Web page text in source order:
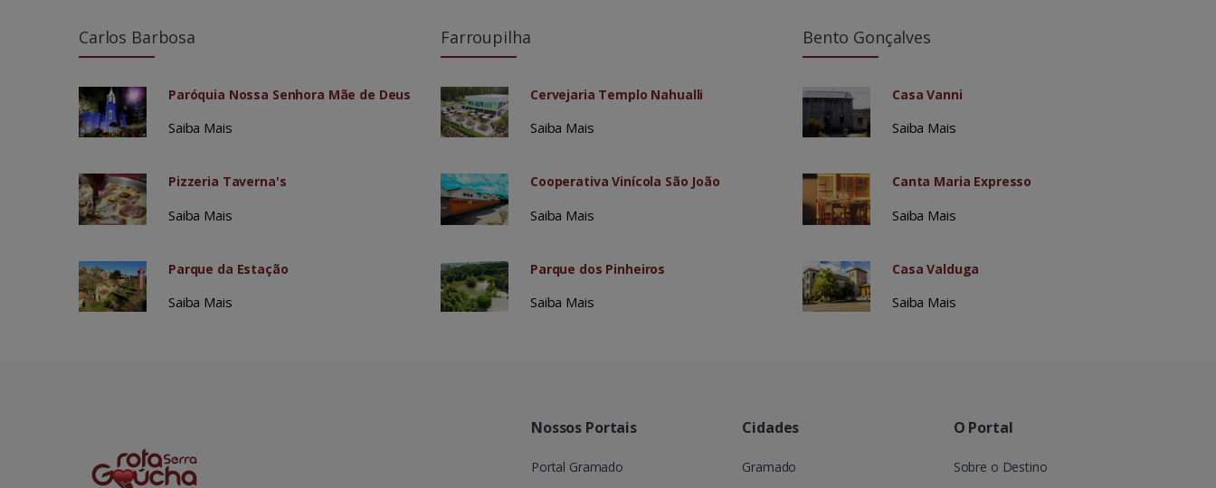
Carlos Barbosa
Paróquia Nossa Senhora Mãe de Deus
Saiba Mais
Pizzeria Taverna's
Saiba Mais
Parque da Estação
Saiba Mais
Farroupilha
Cervejaria Templo Nahualli
Saiba Mais
Cooperativa Vinícola São João
Saiba Mais
Parque dos Pinheiros
Saiba Mais
Bento Gonçalves
Casa Vanni
Saiba Mais
Canta Maria Expresso
Saiba Mais
Casa Valduga
Saiba Mais
Nossos Portais
Portal Gramado
Cidades
Gramado
O Portal
Sobre o Destino